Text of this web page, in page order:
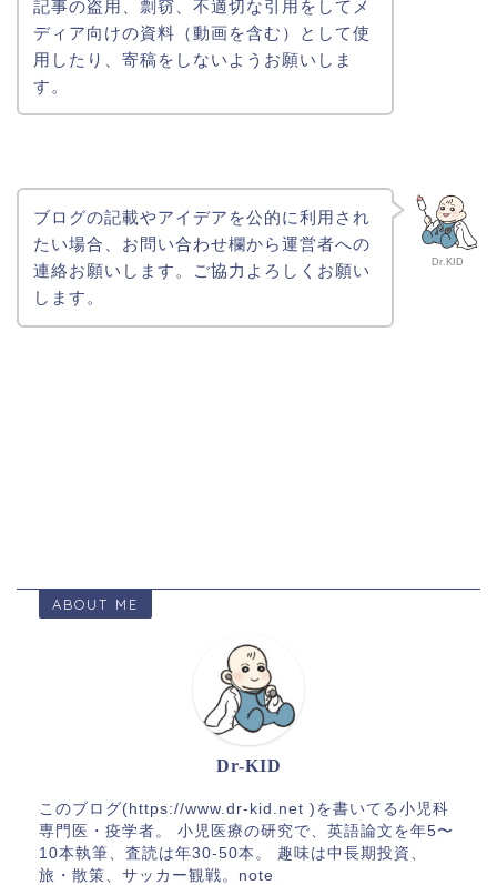
記事の盗用、剽窃、不適切な引用をしてメ
ディア向けの資料（動画を含む）として使
用したり、寄稿をしないようお願いしま
す。
Dr.KID
ブログの記載やアイデアを公的に利用され
たい場合、お問い合わせ欄から運営者への
連絡お願いします。ご協力よろしくお願い
します。
ABOUT ME
Dr-KID
このブログ(https://www.dr-kid.net )を書いてる小児科
専門医・疫学者。 小児医療の研究で、英語論文を年5〜
10本執筆、査読は年30-50本。 趣味は中長期投資、
旅・散策、サッカー観戦。note